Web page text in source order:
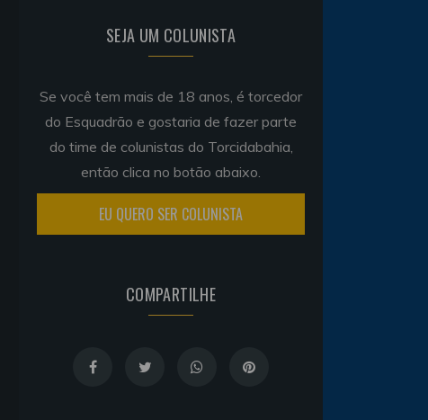
SEJA UM COLUNISTA
Se você tem mais de 18 anos, é torcedor
do Esquadrão e gostaria de fazer parte
do time de colunistas do Torcidabahia,
então clica no botão abaixo.
EU QUERO SER COLUNISTA
COMPARTILHE